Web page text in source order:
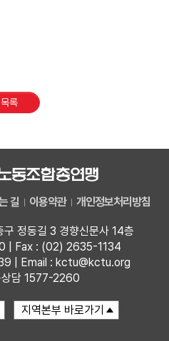
목록
길 이용약관 개인정보처리방침
정동길 3 경향신문사 14층
| Fax : (02) 2635-1134
| Email : kctu@kctu.org
상담 1577-2260